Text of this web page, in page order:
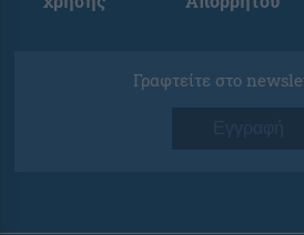
Γραφτείτε στο
Εγγραφή